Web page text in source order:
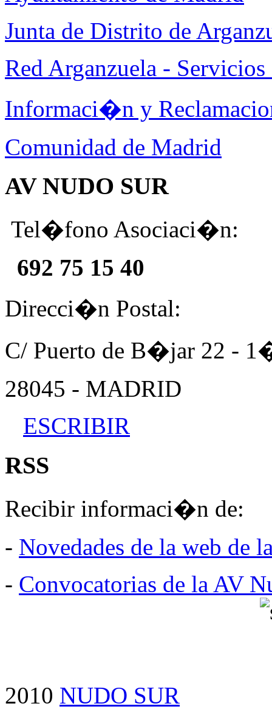
Junta de Distrito de
Red Arganzuela - Servicios
Informaci�n y
Comunidad de Madrid
AV NUDO SUR
Tel�fono Asociaci�n:
692 75 15 40
Direcci�n Postal:
C/ Puerto de B�jar 22 -
28045 - MADRID
ESCRIBIR
RSS
Recibir informaci�n de:
- Novedades de la web de
- Convocatorias de la AV
2010 NUDO SUR